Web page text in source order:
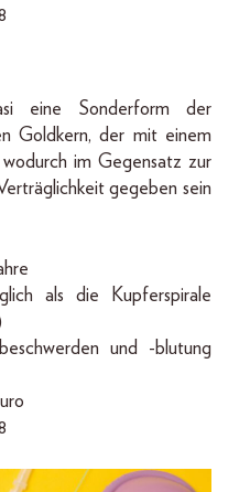
eine Sonderform der
Goldkern, der mit einem
im Gegensatz zur
gegeben sein
als die Kupferspirale
und -blutung